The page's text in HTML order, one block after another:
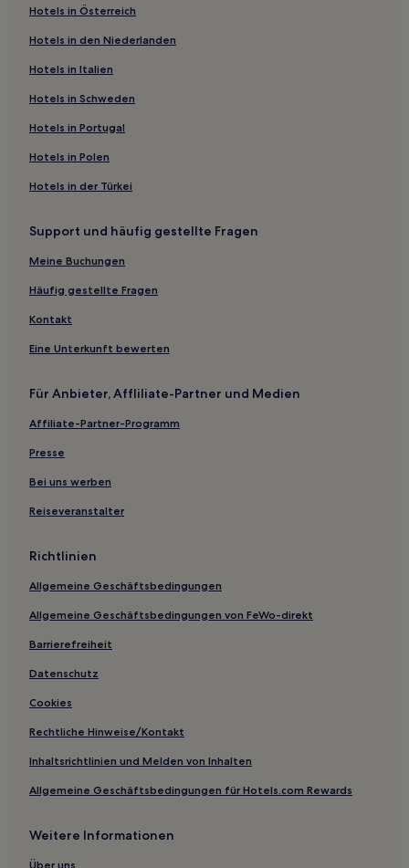
Hotels in Österreich
Hotels in den Niederlanden
Hotels in Italien
Hotels in Schweden
Hotels in Portugal
Hotels in Polen
Hotels in der Türkei
Support und häufig gestellte Fragen
Meine Buchungen
Häufig gestellte Fragen
Kontakt
Eine Unterkunft bewerten
Für Anbieter, Affliliate-Partner und Medien
Affiliate-Partner-Programm
Presse
Bei uns werben
Reiseveranstalter
Richtlinien
Allgemeine Geschäftsbedingungen
Allgemeine Geschäftsbedingungen von FeWo-direkt
Barrierefreiheit
Datenschutz
Cookies
Rechtliche Hinweise/Kontakt
Inhaltsrichtlinien und Melden von Inhalten
Allgemeine Geschäftsbedingungen für Hotels.com Rewards
Weitere Informationen
Über uns